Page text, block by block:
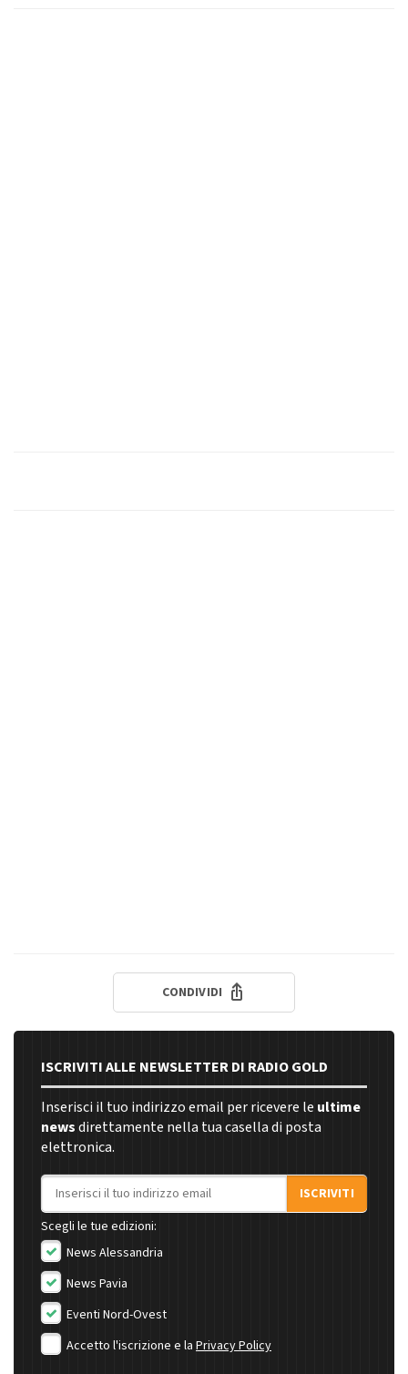
CONDIVIDI
ISCRIVITI ALLE NEWSLETTER DI RADIO GOLD
Inserisci il tuo indirizzo email per ricevere le ultime
newsdirettamente nella tua casella di posta
elettronica.
Indirizzo email
ISCRIVITI
Scegli le tue edizioni:
News Alessandria
News Pavia
Eventi Nord-Ovest
Accetto l'iscrizione e la Privacy Policy